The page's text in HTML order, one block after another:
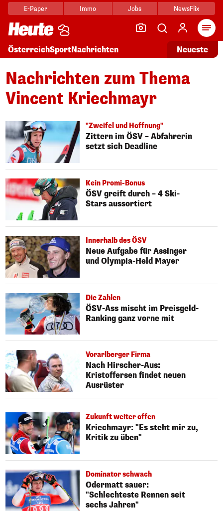
E-Paper Immo Jobs NewsFlix
ÖsterreichSportNachrichten Neueste
Nachrichten zum Thema
Vincent Kriechmayr
"Zweifel und Hoffnung"
Zittern im ÖSV – Abfahrerin
setzt sich Deadline
Kein Promi-Bonus
ÖSV greift durch – 4 Ski-
Stars aussortiert
Innerhalb des ÖSV
Neue Aufgabe für Assinger
und Olympia-Held Mayer
Die Zahlen
ÖSV-Ass mischt im Preisgeld-
Ranking ganz vorne mit
Vorarlberger Firma
Nach Hirscher-Aus:
Kristoffersen findet neuen
Ausrüster
Zukunft weiter offen
Kriechmayr: "Es steht mir zu,
Kritik zu üben"
Dominator schwach
Odermatt sauer:
"Schlechteste Rennen seit
sechs Jahren"